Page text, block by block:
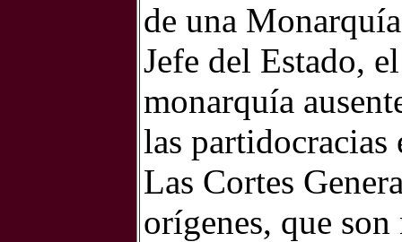
de una
Jefe del Estado,
monarquía
las partidocracias
Las Cortes
orígenes, que